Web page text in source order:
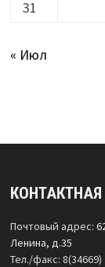
31
« Июл
Почтовый адрес:
Ленина, д.35
Тел./факс: 8(34669)